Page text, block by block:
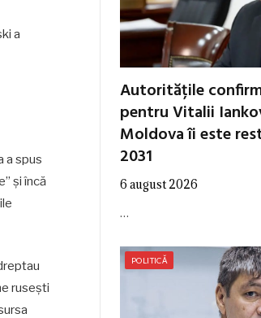
a
a spus
şi încă
rusești
Autoritățile
pentru Vitalii
Moldova îi este
2031
6 august 2026
…
POLITICĂ